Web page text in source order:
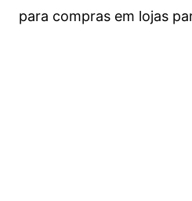
para compras em lojas